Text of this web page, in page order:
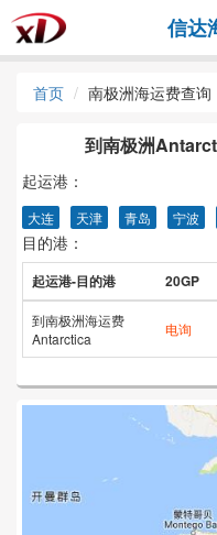
信达
首页 南极洲海运费查询
到南极洲
起运港：
大连 天津 青岛 宁波
目的港：
起运港-目的港 20GP
到南极洲海运费
Antarctica
电询